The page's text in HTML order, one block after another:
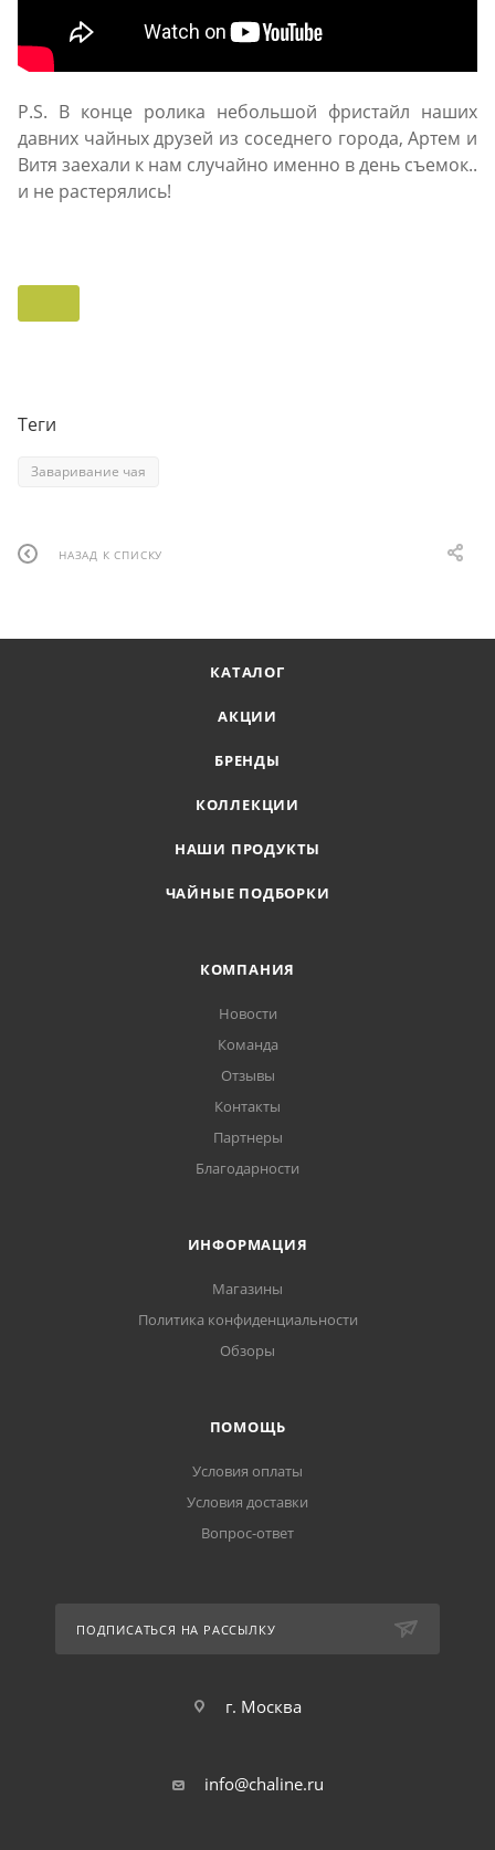
P.S. В конце ролика небольшой фристайл наших
давних чайных друзей из соседнего города, Артем и
Витя заехали к нам случайно именно в день съемок..
и не растерялись!
Теги
Заваривание чая
НАЗАД К СПИСКУ
КАТАЛОГ
АКЦИИ
БРЕНДЫ
КОЛЛЕКЦИИ
НАШИ ПРОДУКТЫ
ЧАЙНЫЕ ПОДБОРКИ
КОМПАНИЯ
Новости
Команда
Отзывы
Контакты
Партнеры
Благодарности
ИНФОРМАЦИЯ
Магазины
Политика конфиденциальности
Обзоры
ПОМОЩЬ
Условия оплаты
Условия доставки
Вопрос-ответ
ПОДПИСАТЬСЯ НА РАССЫЛКУ
г. Москва
info@chaline.ru